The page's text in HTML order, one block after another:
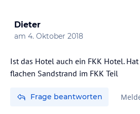
Dieter
am 4. Oktober 2018
Ist das Hotel auch ein FKK Hotel.
flachen Sandstrand im FKK Teil
Frage beantworten